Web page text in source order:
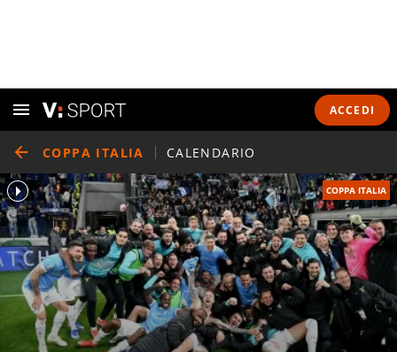
ACCEDI
COPPA ITALIA CALENDARIO
COPPA ITALIA